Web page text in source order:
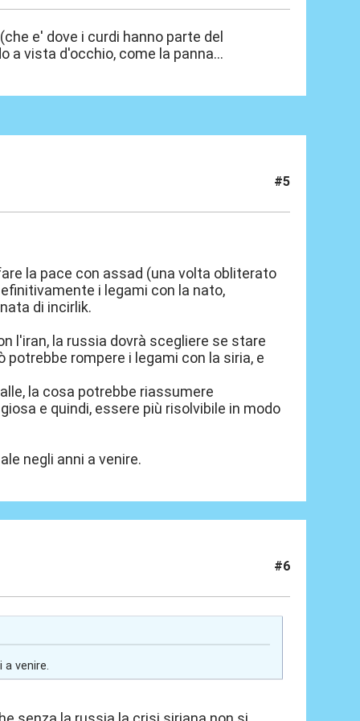
e' dove i curdi hanno parte del
a vista d'occhio, come la panna...
#5
la pace con assad (una volta obliterato
i legami con la nato,
di incirlik.
l'iran, la russia dovrà scegliere se stare
rompere i legami con la siria, e
la cosa potrebbe riassumere
e quindi, essere più risolvibile in modo
negli anni a venire.
#6
venire.